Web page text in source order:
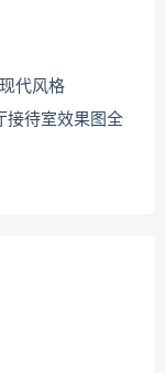
代风格
接待室效果图全